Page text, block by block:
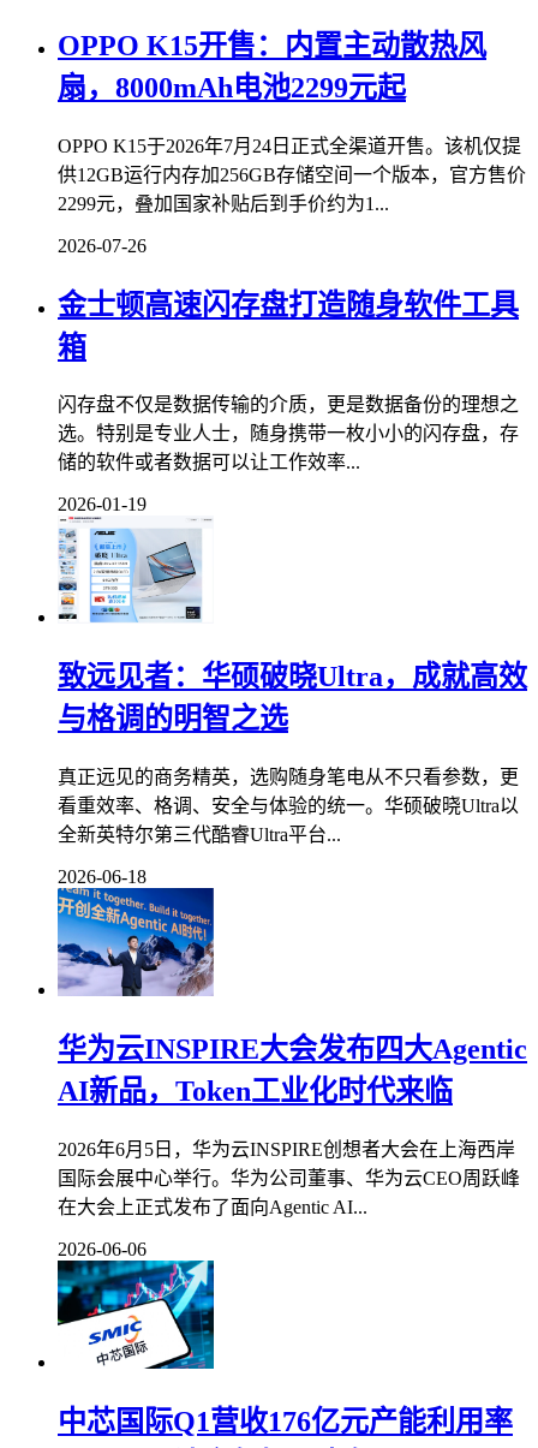
OPPO K15开售：内置主动散热风
扇，8000mAh电池2299元起
OPPO K15于2026年7月24日正式全渠道开售。该机仅提
供12GB运行内存加256GB存储空间一个版本，官方售价
2299元，叠加国家补贴后到手价约为1...
2026-07-26
金士顿高速闪存盘打造随身软件工具
箱
闪存盘不仅是数据传输的介质，更是数据备份的理想之
选。特别是专业人士，随身携带一枚小小的闪存盘，存
储的软件或者数据可以让工作效率...
2026-01-19
致远见者：华硕破晓Ultra，成就高效
与格调的明智之选
真正远见的商务精英，选购随身笔电从不只看参数，更
看重效率、格调、安全与体验的统一。华硕破晓Ultra以
全新英特尔第三代酷睿Ultra平台...
2026-06-18
华为云INSPIRE大会发布四大Agentic
AI新品，Token工业化时代来临
2026年6月5日，华为云INSPIRE创想者大会在上海西岸
国际会展中心举行。华为公司董事、华为云CEO周跃峰
在大会上正式发布了面向Agentic AI...
2026-06-06
中芯国际Q1营收176亿元产能利用率